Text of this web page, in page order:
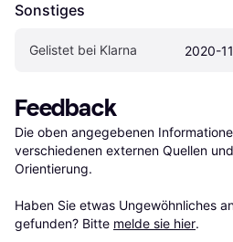
Sonstiges
Gelistet bei Klarna 2020-
Feedback
Die oben angegebenen
verschiedenen externen Quellen
Orientierung.
Haben Sie etwas Ungewöhnliches
gefunden? Bitte melde sie hier.